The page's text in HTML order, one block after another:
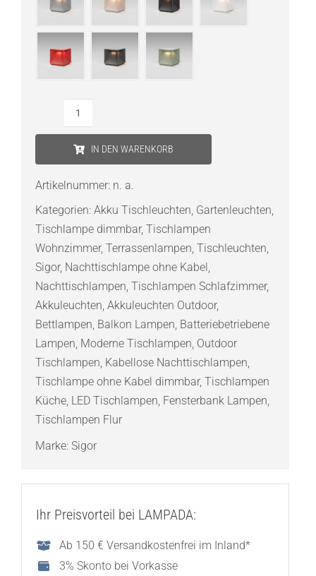
IN DEN WARENKORB
Artikelnummer: n. a.
Kategorien: Akku Tischleuchten, Gartenleuchten,
Tischlampe dimmbar, Tischlampen
Wohnzimmer, Terrassenlampen, Tischleuchten,
Sigor, Nachttischlampe ohne Kabel,
Nachttischlampen, Tischlampen Schlafzimmer,
Akkuleuchten, Akkuleuchten Outdoor,
Bettlampen, Balkon Lampen, Batteriebetriebene
Lampen, Moderne Tischlampen, Outdoor
Tischlampen, Kabellose Nachttischlampen,
Tischlampe ohne Kabel dimmbar, Tischlampen
Küche, LED Tischlampen, Fensterbank Lampen,
Tischlampen Flur
Marke: Sigor
Ihr Preisvorteil bei LAMPADA:
Ab 150 € Versandkostenfrei im Inland*
3% Skonto bei Vorkasse